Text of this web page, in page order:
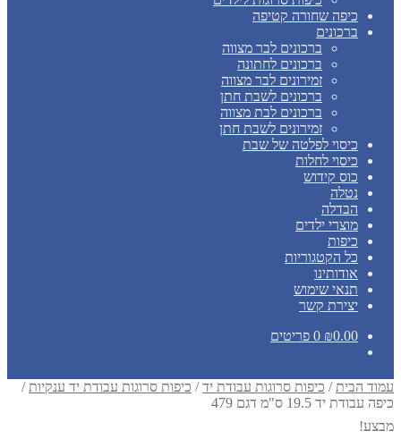
כיפה שחורה קטיפה
ברכונים
ברכונים לבר מצווה
ברכונים לחתונה
זמירונים לבר מצווה
ברכונים לשבת חתן
ברכונים לבת מצווה
זמירונים לשבת חתן
כיסוי לפלטה של שבת
כיסוי לחלות
כוס קידוש
נטלה
הבדלה
מוצרי ילדים
כיפות
כל הקטגוריות
אודותינו
תנאי שימוש
יצירת קשר
₪0.00 0 פריטים
עמוד הבית / כיפות סרוגות עבודת יד/ כיפות סרוגות עבודת יד ענקיות /
כיפה עבודת יד 19.5 ס"מ דגם 479
מבצע!